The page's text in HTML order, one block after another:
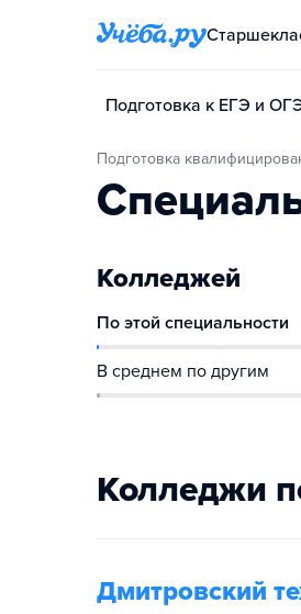
Подготовка к ЕГЭ и
Подготовка
Колледжей
По этой специальности
В среднем по другим
Колледжи
Дмитровский